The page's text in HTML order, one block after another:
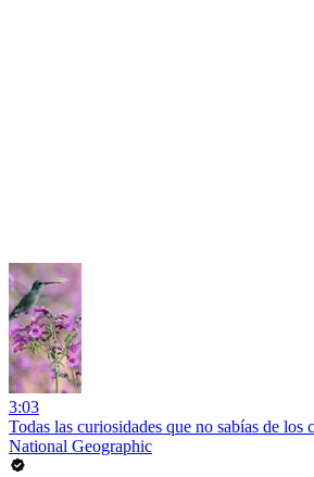
3:03
Todas las curiosidades que no sabías de los
National Geographic